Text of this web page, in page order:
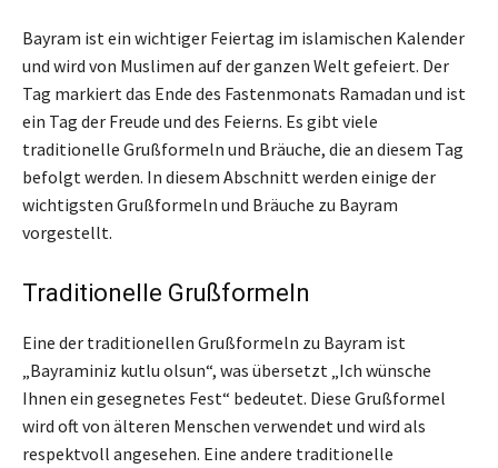
Bayram ist ein wichtiger Feiertag im islamischen Kalender
und wird von Muslimen auf der ganzen Welt gefeiert. Der
Tag markiert das Ende des Fastenmonats Ramadan und ist
ein Tag der Freude und des Feierns. Es gibt viele
traditionelle Grußformeln und Bräuche, die an diesem Tag
befolgt werden. In diesem Abschnitt werden einige der
wichtigsten Grußformeln und Bräuche zu Bayram
vorgestellt.
Traditionelle Grußformeln
Eine der traditionellen Grußformeln zu Bayram ist
„Bayraminiz kutlu olsun“, was übersetzt „Ich wünsche
Ihnen ein gesegnetes Fest“ bedeutet. Diese Grußformel
wird oft von älteren Menschen verwendet und wird als
respektvoll angesehen. Eine andere traditionelle